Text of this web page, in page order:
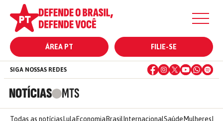
ÁREA PT FILIE-SE
NOTÍCIAS MTS
SIGA NOSSAS REDES
Todas as notícias Lula Economia Brasil InternacionalSaúde Mulheres